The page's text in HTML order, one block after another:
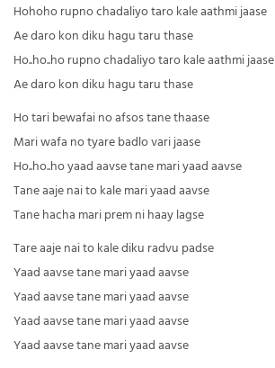
Hohoho rupno chadaliyo taro kale aathmi jaase
Ae daro kon diku hagu taru thase
Ho..ho..ho rupno chadaliyo taro kale aathmi jaase
Ae daro kon diku hagu taru thase
Ho tari bewafai no afsos tane thaase
Mari wafa no tyare badlo vari jaase
Ho..ho..ho yaad aavse tane mari yaad aavse
Tane aaje nai to kale mari yaad aavse
Tane hacha mari prem ni haay lagse
Tare aaje nai to kale diku radvu padse
Yaad aavse tane mari yaad aavse
Yaad aavse tane mari yaad aavse
Yaad aavse tane mari yaad aavse
Yaad aavse tane mari yaad aavse